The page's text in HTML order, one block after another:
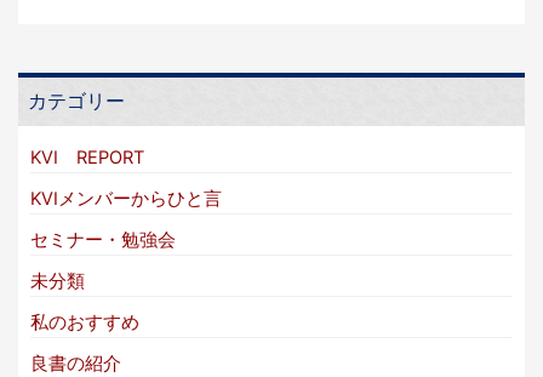
カテゴリー
KVI REPORT
KVIメンバーからひと言
セミナー・勉強会
未分類
私のおすすめ
良書の紹介